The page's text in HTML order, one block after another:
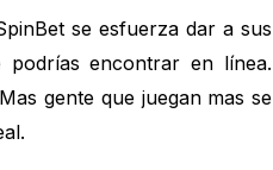
se esfuerza dar a sus
podrías encontrar en línea.
gente que juegan mas se